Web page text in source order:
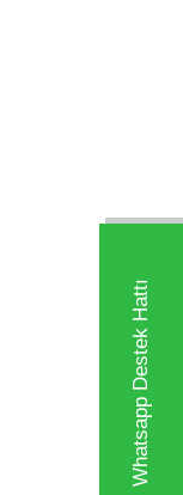
Whatsapp Destek Hattı